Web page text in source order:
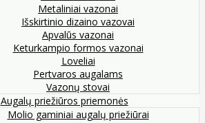
Metaliniai vazonai
Išskirtinio dizaino vazovai
Apvalūs vazonai
Keturkampio formos vazonai
Loveliai
Pertvaros augalams
Vazonų stovai
Augalų priežiūros priemonės
Molio gaminiai augalų priežiūrai